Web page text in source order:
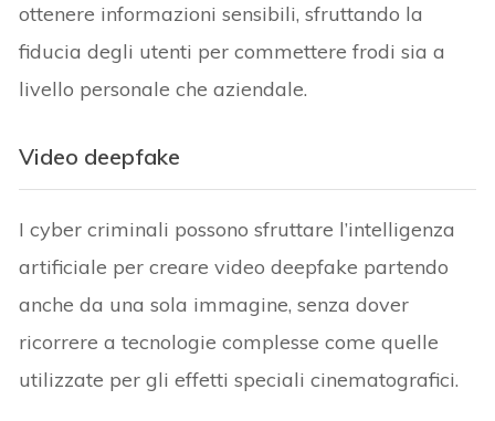
ottenere informazioni sensibili, sfruttando la
fiducia degli utenti per commettere frodi sia a
livello personale che aziendale.
Video deepfake
I cyber criminali possono sfruttare l’intelligenza
artificiale per creare video deepfake partendo
anche da una sola immagine, senza dover
ricorrere a tecnologie complesse come quelle
utilizzate per gli effetti speciali cinematografici.